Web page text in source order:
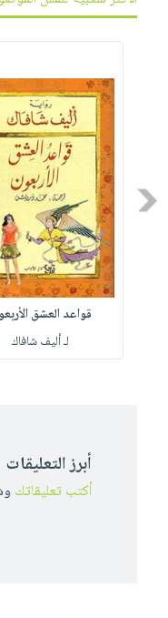
Previous
قواعد العشق
لـ أليف شافاك
أبرز التعليقات
أكتب تعليقاتك